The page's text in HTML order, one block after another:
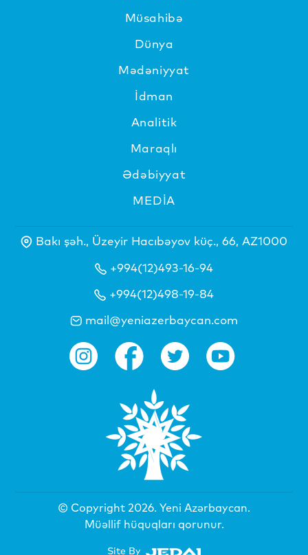
Müsahibə
Dünya
Mədəniyyat
İdman
Analitik
Maraqlı
Ədəbiyyat
MEDİA
Bakı şəh., Üzeyir Hacıbəyov küç., 66, AZ1000
+994(12)493-16-94
+994(12)498-19-84
mail@yeniazerbaycan.com
© Copyright 2026. Yeni Azərbaycan.
Müəllif hüquqları qorunur.
Site By